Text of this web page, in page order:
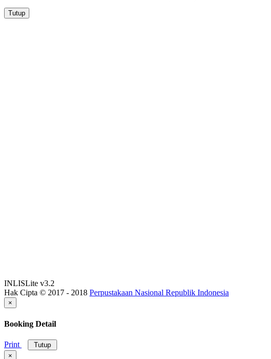
Tutup
INLISLite v3.2
Hak Cipta © 2017 - 2018 Perpustakaan Nasional Republik Indonesia
×
Booking Detail
Print
Tutup
×